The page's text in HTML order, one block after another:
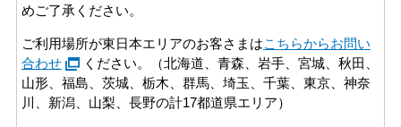
めご了承ください。
ご利用場所が東日本エリアのお客さまはこちらからお問い
合わせ
ください。（北海道、青森、岩手、宮城、秋田、
山形、福島、茨城、栃木、群馬、埼玉、千葉、東京、神奈
川、新潟、山梨、長野の計17都道県エリア）